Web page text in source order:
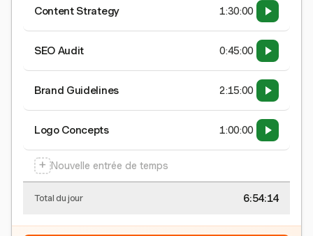
Content Strategy 1:30:00
SEO Audit 0:45:00
Brand Guidelines 2:15:00
Logo Concepts 1:00:00
+ Nouvelle entrée de temps
Total du jour 6:54:15